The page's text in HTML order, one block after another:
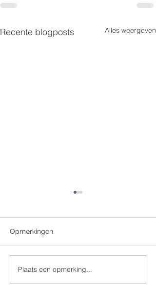
Recente blogposts Alles weergeven
Zalige Valentinus 100
jaar thuis in de grafkapel
Opmerkingen
Plaats een opmerking...